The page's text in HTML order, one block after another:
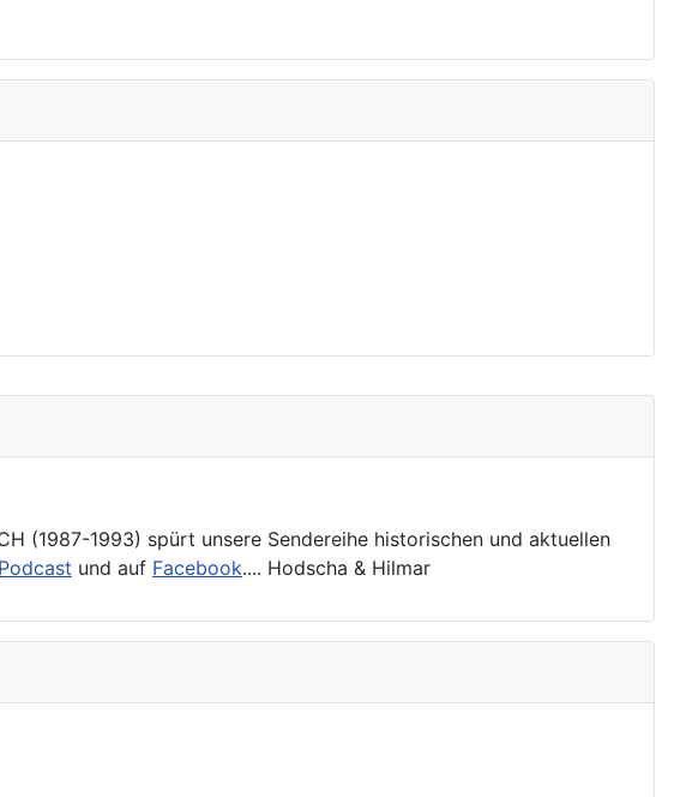
(1987-1993) spürt unsere Sendereihe historischen und aktuellen
Podcast und auf Facebook.... Hodscha & Hilmar